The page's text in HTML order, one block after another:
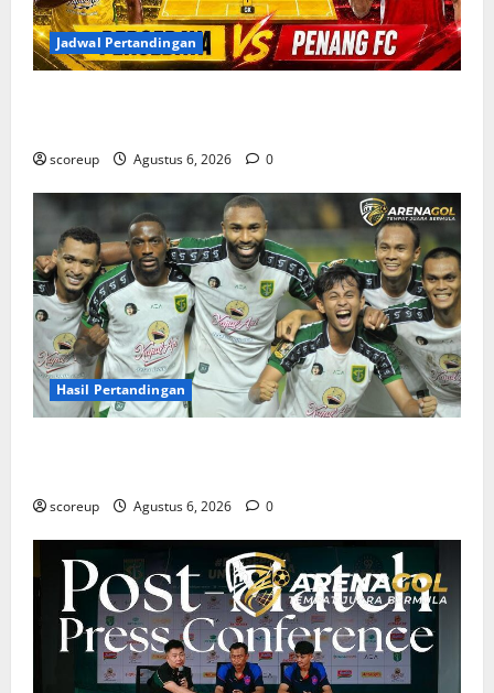
Jadwal Pertandingan
scoreup Agustus 6, 2026 0
Hasil Pertandingan
scoreup Agustus 6, 2026 0